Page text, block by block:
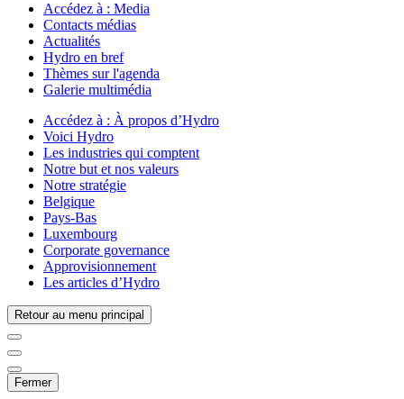
Accédez à : Media
Contacts médias
Actualités
Hydro en bref
Thèmes sur l'agenda
Galerie multimédia
Accédez à : À propos d’Hydro
Voici Hydro
Les industries qui comptent
Notre but et nos valeurs
Notre stratégie
Belgique
Pays-Bas
Luxembourg
Corporate governance
Approvisionnement
Les articles d’Hydro
Retour au menu principal
Fermer